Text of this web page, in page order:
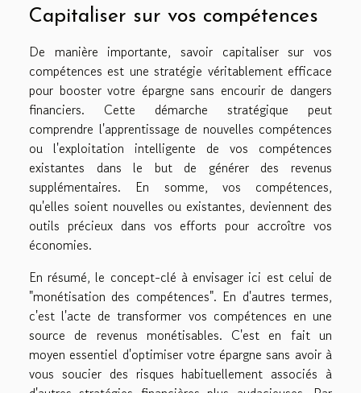
Capitaliser sur vos compétences
De manière importante, savoir capitaliser sur vos
compétences est une stratégie véritablement efficace
pour booster votre épargne sans encourir de dangers
financiers. Cette démarche stratégique peut
comprendre l'apprentissage de nouvelles compétences
ou l'exploitation intelligente de vos compétences
existantes dans le but de générer des revenus
supplémentaires. En somme, vos compétences,
qu'elles soient nouvelles ou existantes, deviennent des
outils précieux dans vos efforts pour accroître vos
économies.
En résumé, le concept-clé à envisager ici est celui de
"monétisation des compétences". En d'autres termes,
c'est l'acte de transformer vos compétences en une
source de revenus monétisables. C'est en fait un
moyen essentiel d'optimiser votre épargne sans avoir à
vous soucier des risques habituellement associés à